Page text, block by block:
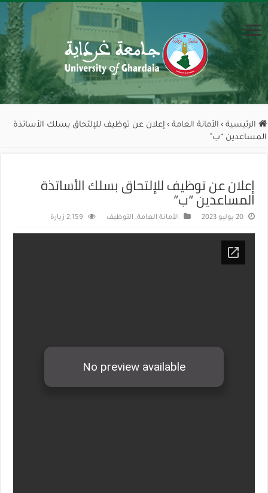
الرئيسية › الأمانة العامة › إعلان عن توظيف للإلتحاق بسلك الأساتذة
المساعدين “ب”
إعلان عن توظيف للإلتحاق بسلك الأساتذة
المساعدين “ب”
20 يوليو 2023 الأمانة العامة, التوظيف 2,159 زيارة